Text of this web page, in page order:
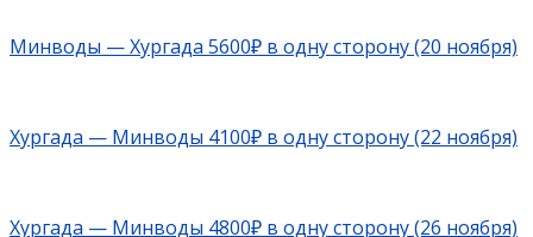
Минводы — Хургада 5600₽ в одну сторону (20 ноября)
Хургада — Минводы 4100₽ в одну сторону (22 ноября)
Хургада — Минводы 4800₽ в одну сторону (26 ноября)